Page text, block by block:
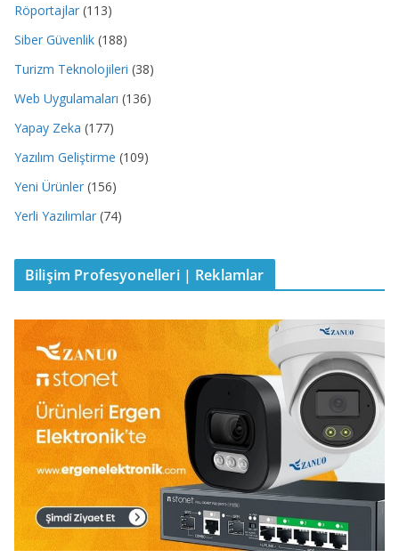
Röportajlar (113)
Siber Güvenlik (188)
Turizm Teknolojileri (38)
Web Uygulamaları (136)
Yapay Zeka (177)
Yazılım Geliştirme (109)
Yeni Ürünler (156)
Yerli Yazılımlar (74)
Bilişim Profesyonelleri | Reklamlar